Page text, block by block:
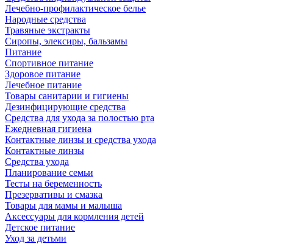
Лечебно-профилактическое белье
Народные средства
Травяные экстракты
Сиропы, элексиры, бальзамы
Питание
Спортивное питание
Здоровое питание
Лечебное питание
Товары санитарии и гигиены
Дезинфицирующие средства
Средства для ухода за полостью рта
Ежедневная гигиена
Контактные линзы и средства ухода
Контактные линзы
Средства ухода
Планирование семьи
Тесты на беременность
Презервативы и смазка
Товары для мамы и малыша
Аксессуары для кормления детей
Детское питание
Уход за детьми